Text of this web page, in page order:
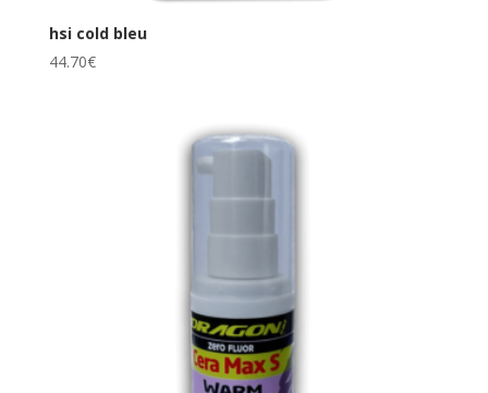
hsi cold bleu
44.70€